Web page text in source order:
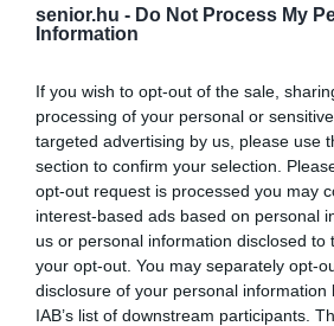
senior.hu - Do Not Process My
Information
If you wish to opt-out of the sale,
processing of your personal or
targeted advertising by us, please use
section to confirm your selection.
opt-out request is processed you may
interest-based ads based on personal
us or personal information disclosed to
your opt-out. You may separately opt-
disclosure of your personal information
IAB’s list of downstream participants.